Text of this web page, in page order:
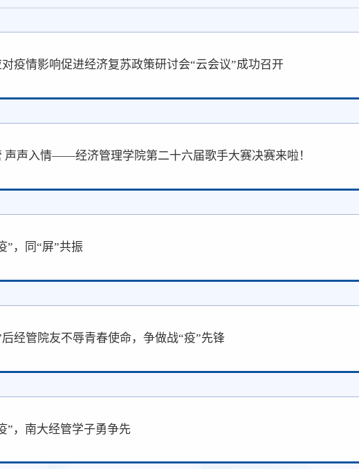
疫情影响促进经济复苏政策研讨会“云会议”成功召开
声声入情——经济管理学院第二十六届歌手大赛决赛来啦！
”，同“屏”共振
后经管院友不辱青春使命，争做战“疫”先锋
”，南大经管学子勇争先